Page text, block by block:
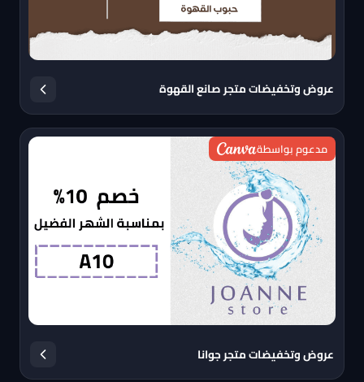
عروض وتخفيضات متجر صانع القهوة
مدعوم بواسطة
عروض وتخفيضات متجر جوانا